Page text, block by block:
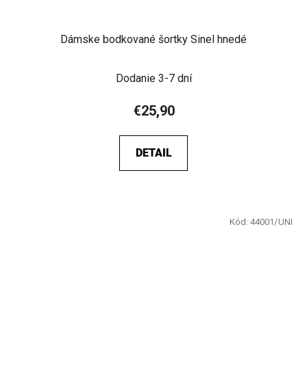
Dámske bodkované šortky Sinel hnedé
Dodanie 3-7 dní
€25,90
DETAIL
Kód: 44001/UNI